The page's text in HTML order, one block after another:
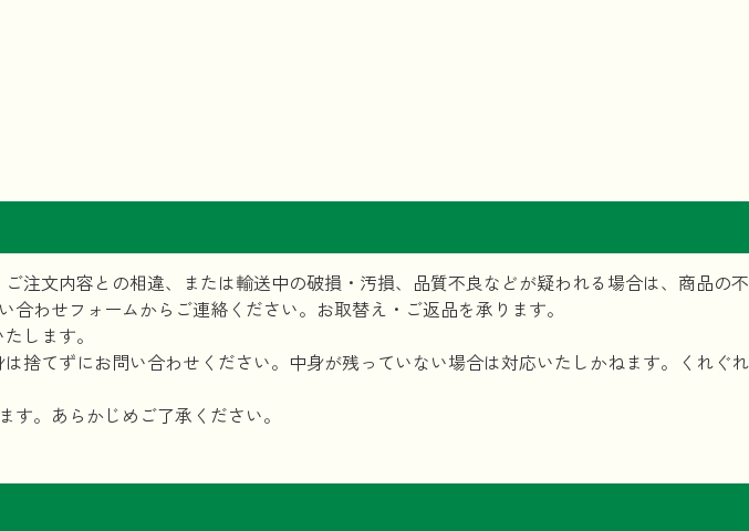
注文内容との相違、または輸送中の破損・汚損、品質不良などが疑われる場合は、商品の不
わせフォームからご連絡ください。お取替え・ご返品を承ります。
します。
捨てずにお問い合わせください。中身が残っていない場合は対応いたしかねます。くれぐれ
。あらかじめご了承ください。